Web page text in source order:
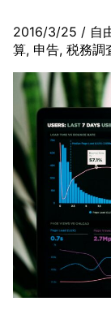
2016/3/25 / 自
算, 申告, 税務調